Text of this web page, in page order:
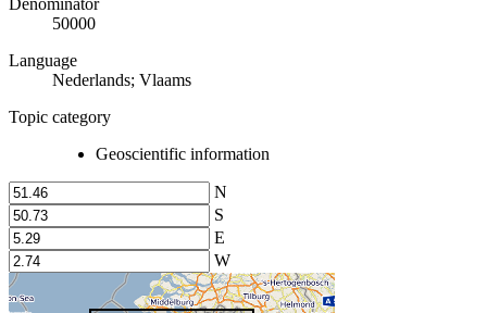
50000
Language
Nederlands; Vlaams
Topic category
Geoscientific information
N
S
E
W